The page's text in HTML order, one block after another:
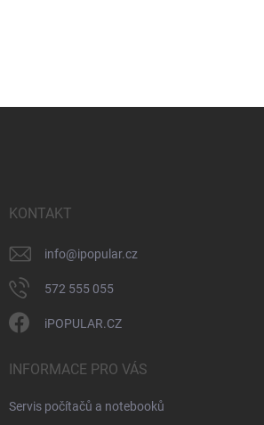
KONTAKT
info@ipopular.cz
572 555 055
iPOPULAR.CZ
INFORMACE PRO VÁS
Servis počítačů a notebooků